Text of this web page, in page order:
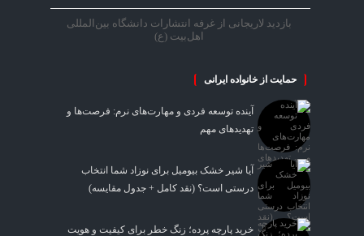
بازدید لاریجانی از غرفه انتشارات دانشگاه بین‌المللی
اهل‌بیت (ع)
حمایت از خانواده ایرانی
آینده توسعه فردی و مهارت‌های نرم: فرصت‌ها و
تهدیدهای مهم
آیا شیر خشک بیومیل برای نوزاد شما انتخاب
درستی است؟ (نقد کامل + جدول مقایسه)
خرید پارچه پرده؛ زنگ خطر برای کیفیت و هویت